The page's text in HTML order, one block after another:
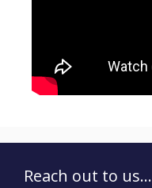
Reach out to us...